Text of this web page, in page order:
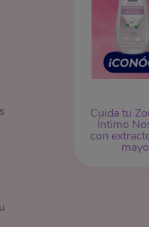
Cuida tu
Íntimo
con